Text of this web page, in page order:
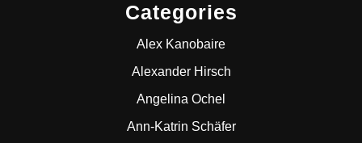
Categories
Alex Kanobaire
Alexander Hirsch
Angelina Ochel
Ann-Katrin Schäfer